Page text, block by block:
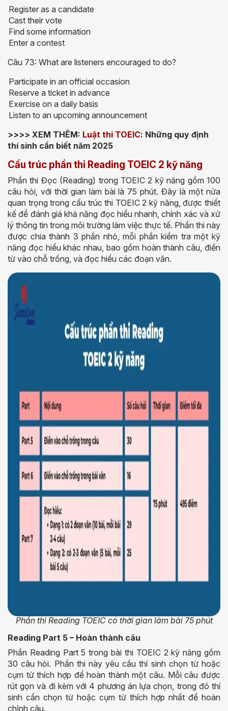
Register as a candidate
Cast their vote
Find some information
Enter a contest
Câu 73: What are listeners encouraged to do?
Participate in an official occasion
Reserve a ticket in advance
Exercise on a daily basis
Listen to an upcoming announcement
>>>> XEM THÊM: Luật thi TOEIC: Những quy định
thí sinh cần biết năm 2025
Cấu trúc phần thi Reading TOEIC 2 kỹ năng
Phần thi Đọc (Reading) trong TOEIC 2 kỹ năng gồm 100
câu hỏi, với thời gian làm bài là 75 phút. Đây là một nửa
quan trọng trong cấu trúc thi TOEIC 2 kỹ năng, được thiết
kế để đánh giá khả năng đọc hiểu nhanh, chính xác và xử
lý thông tin trong môi trường làm việc thực tế. Phần thi này
được chia thành 3 phần nhỏ, mỗi phần kiểm tra một kỹ
năng đọc hiểu khác nhau, bao gồm hoàn thành câu, điền
từ vào chỗ trống, và đọc hiểu các đoạn văn.
Phần thi Reading TOEIC có thời gian làm bài 75 phút
Reading Part 5 – Hoàn thành câu
Phần Reading Part 5 trong bài thi TOEIC 2 kỹ năng gồm
30 câu hỏi. Phần thi này yêu cầu thí sinh chọn từ hoặc
cụm từ thích hợp để hoàn thành một câu. Mỗi câu được
rút gọn và đi kèm với 4 phương án lựa chọn, trong đó thí
sinh cần chọn từ hoặc cụm từ thích hợp nhất để hoàn
chỉnh câu.